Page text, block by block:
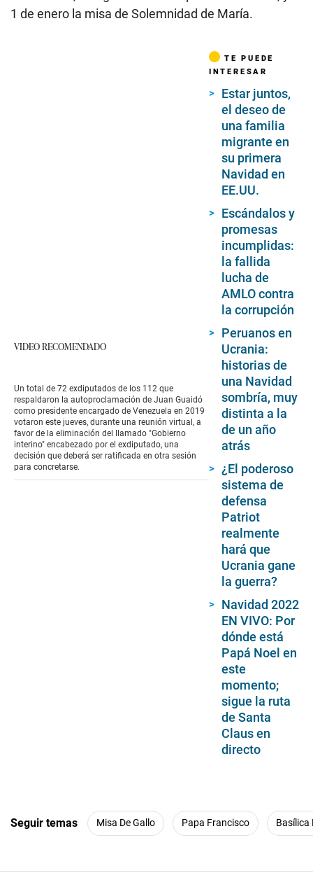
1 de enero la misa de Solemnidad de María.
VIDEO RECOMENDADO
Un total de 72 exdiputados de los 112 que
respaldaron la autoproclamación de Juan Guaidó
como presidente encargado de Venezuela en 2019
votaron este jueves, durante una reunión virtual, a
favor de la eliminación del llamado "Gobierno
interino" encabezado por el exdiputado, una
decisión que deberá ser ratificada en otra sesión
para concretarse.
TE PUEDE
INTERESAR
Estar juntos,
el deseo de
una familia
migrante en
su primera
Navidad en
EE.UU.
Escándalos y
promesas
incumplidas:
la fallida
lucha de
AMLO contra
la corrupción
Peruanos en
Ucrania:
historias de
una Navidad
sombría, muy
distinta a la
de un año
atrás
¿El poderoso
sistema de
defensa
Patriot
realmente
hará que
Ucrania gane
la guerra?
Navidad 2022
EN VIVO: Por
dónde está
Papá Noel en
este
momento;
sigue la ruta
de Santa
Claus en
directo
Seguir temas Misa De Gallo Papa Francisco Basílica